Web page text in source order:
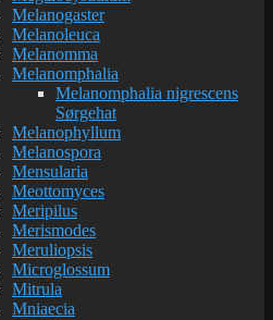
Melanogaster
Melanoleuca
Melanomma
Melanomphalia
Melanomphalia nigrescens
Sørgehat
Melanophyllum
Melanospora
Mensularia
Meottomyces
Meripilus
Merismodes
Meruliopsis
Microglossum
Mitrula
Mniaecia